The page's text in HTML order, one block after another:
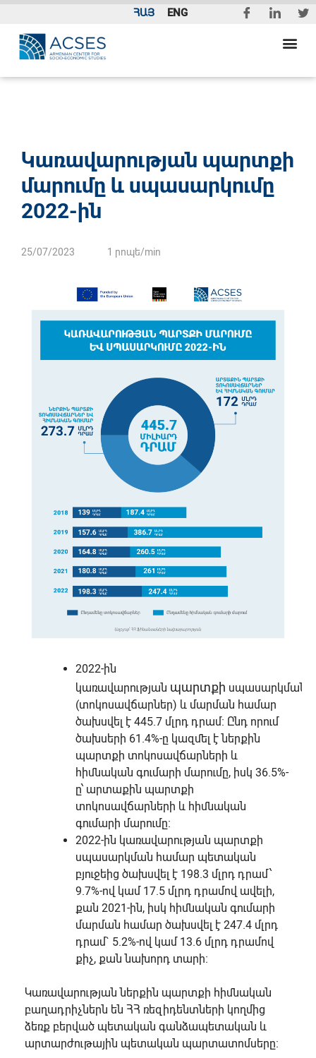
ՀԱՅ ENG
Կառավարության պարտքի
մարումը և սպասարկումը
2022-ին
25/07/2023
2022-ին
կառավարության պարտքի սպասարկման
(տոկոսավճարներ) և մարման համար
ծախսվել է 445.7 մլրդ դրամ։ Ընդ որում
ծախսերի 61.4%-ը կազմել է ներքին
պարտքի տոկոսավճարների և
հիմնական գումարի մարումը, իսկ 36.5%-
ը՝ արտաքին պարտքի
տոկոսավճարների և հիմնական
գումարի մարումը։
2022-ին կառավարության պարտքի
սպասարկման համար պետական
բյուջեից ծախսվել է 198.3 մլրդ դրամ՝
9.7%-ով կամ 17.5 մլրդ դրամով ավելի,
քան 2021-ին, իսկ հիմնական գումարի
մարման համար ծախսվել է 247.4 մլրդ
դրամ` 5.2%-ով կամ 13.6 մլրդ դրամով
քիչ, քան նախորդ տարի։
Կառավարության ներքին պարտքի հիմնական
բաղադրիչներն են ՀՀ ռեզիդենտների կողմից
ձեռք բերված պետական գանձապետական և
արտարժութային պետական պարտատոմսերը։